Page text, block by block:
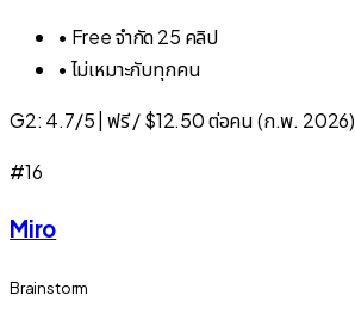
• Free จำกัด 25 คลิป
• ไม่เหมาะกับทุกคน
G2: 4.7/5 ฟรี / $12.50 ต่อคน (ก.พ. 2026)
#16
Miro
Brainstorm